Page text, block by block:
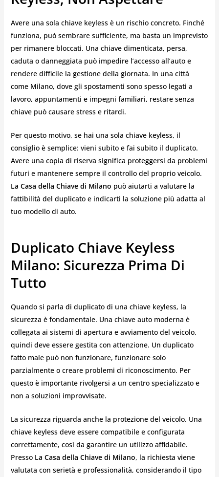
Avere una sola chiave keyless è un rischio concreto. Finché
funziona, può sembrare sufficiente, ma basta un imprevisto
per rimanere bloccati. Una chiave dimenticata, persa,
caduta o danneggiata può impedire l’accesso all’auto e
rendere difficile la gestione della giornata. In una città
come Milano, dove gli spostamenti sono spesso legati a
lavoro, appuntamenti e impegni familiari, restare senza
chiave può causare stress e ritardi.
Per questo motivo, se hai una sola chiave keyless, il
consiglio è semplice: vieni subito e fai subito il duplicato.
Avere una copia di riserva significa proteggersi da problemi
futuri e mantenere sempre il controllo del proprio veicolo.
La Casa della Chiave di Milano può aiutarti a valutare la
fattibilità del duplicato e indicarti la soluzione più adatta al
tuo modello di auto.
Duplicato Chiave Keyless
Milano: Sicurezza Prima Di
Tutto
Quando si parla di duplicato di una chiave keyless, la
sicurezza è fondamentale. Una chiave auto moderna è
collegata ai sistemi di apertura e avviamento del veicolo,
quindi deve essere gestita con attenzione. Un duplicato
fatto male può non funzionare, funzionare solo
parzialmente o creare problemi di riconoscimento. Per
questo è importante rivolgersi a un centro specializzato e
non a soluzioni improvvisate.
La sicurezza riguarda anche la protezione del veicolo. Una
chiave keyless deve essere compatibile e configurata
correttamente, così da garantire un utilizzo affidabile.
Presso La Casa della Chiave di Milano, la richiesta viene
valutata con serietà e professionalità, considerando il tipo